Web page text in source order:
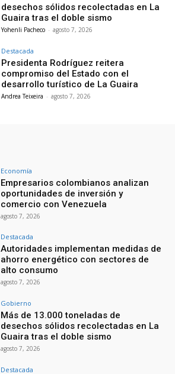
desechos sólidos recolectadas en La
Guaira tras el doble sismo
Yohenli Pacheco - agosto 7, 2026
Destacada
Presidenta Rodríguez reitera
compromiso del Estado con el
desarrollo turístico de La Guaira
Andrea Teixeira - agosto 7, 2026
Economía
Empresarios colombianos analizan
oportunidades de inversión y
comercio con Venezuela
agosto 7, 2026
Destacada
Autoridades implementan medidas de
ahorro energético con sectores de
alto consumo
agosto 7, 2026
Gobierno
Más de 13.000 toneladas de
desechos sólidos recolectadas en La
Guaira tras el doble sismo
agosto 7, 2026
Destacada